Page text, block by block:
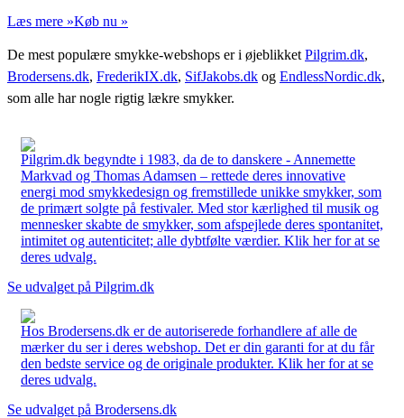
Læs mere »Køb nu »
De mest populære smykke-webshops er i øjeblikket Pilgrim.dk,
Brodersens.dk, FrederikIX.dk, SifJakobs.dk og EndlessNordic.dk,
som alle har nogle rigtig lækre smykker.
Pilgrim.dk begyndte i 1983, da de to danskere - Annemette
Markvad og Thomas Adamsen – rettede deres innovative
energi mod smykkedesign og fremstillede unikke smykker, som
de primært solgte på festivaler. Med stor kærlighed til musik og
mennesker skabte de smykker, som afspejlede deres spontanitet,
intimitet og autenticitet; alle dybtfølte værdier. Klik her for at se
deres udvalg.
Se udvalget på Pilgrim.dk
Hos Brodersens.dk er de autoriserede forhandlere af alle de
mærker du ser i deres webshop. Det er din garanti for at du får
den bedste service og de originale produkter. Klik her for at se
deres udvalg.
Se udvalget på Brodersens.dk